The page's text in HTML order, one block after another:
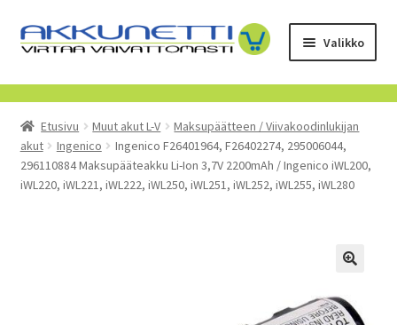
Siirry
navigointiin
Siirry
sisältöön
Valikko
Kauppa
Tietoa meistä
Yrityksille
Etusivu Muut akut L-V
Maksupäätteen / Viivakoodinlukijan
akut
Ingenico
Ingenico F26401964, F26402274, 295006044,
296110884 Maksupääteakku Li-Ion 3,7V 2200mAh / Ingenico iWL200,
iWL220, iWL221, iWL222, iWL250, iWL251, iWL252, iWL255, iWL280